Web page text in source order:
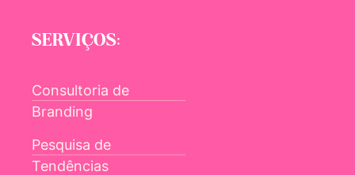
SERVIÇOS:
Consultoria de
Branding
Pesquisa de
Tendências